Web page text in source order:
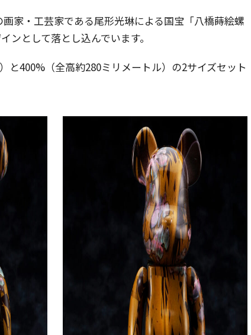
家・工芸家である尾形光琳による国宝「八橋蒔絵螺
ンとして落とし込んでいます。
と400%（全高約280ミリメートル）の2サイズセット